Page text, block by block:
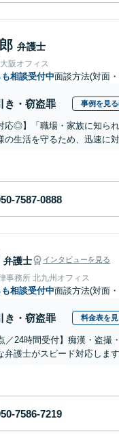
弁護士
阪オフィス
相談受付中面談方法(対面
き・窃盗罪 事例を見
応◎】「職場・家族に知ら
の生活を守るため、迅速に
弁護士 インタビューを見る
事務所 北九州オフィス
相談受付中面談方法(対面
き・窃盗罪 料金表を見
／24時間受付】痴漢・盗
弁護士がスピード対応しま